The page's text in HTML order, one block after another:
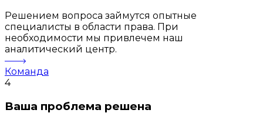
Решением вопроса займутся опытные
специалисты в области права. При
необходимости мы привлечем наш
аналитический центр.
Команда
4
Ваша проблема решена